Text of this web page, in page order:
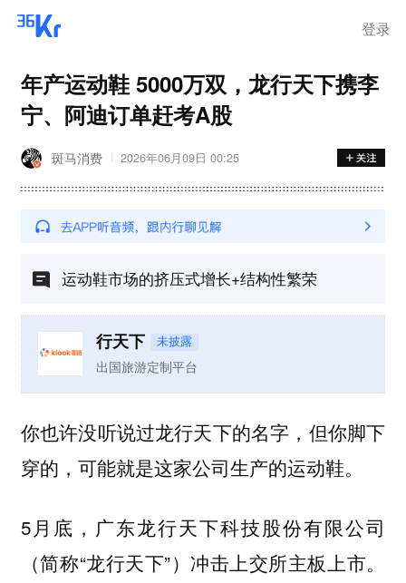
登录
年产运动鞋 5000万双，龙行天下携李
宁、阿迪订单赶考A股
斑马消费 2026年06月09日 00:25
运动鞋市场的挤压式增长+结构性繁荣
行天下 未披露
出国旅游定制平台
你也许没听说过龙行天下的名字，但你脚下
穿的，可能就是这家公司生产的运动鞋。
5月底，广东龙行天下科技股份有限公司
（简称“龙行天下”）冲击上交所主板上市。